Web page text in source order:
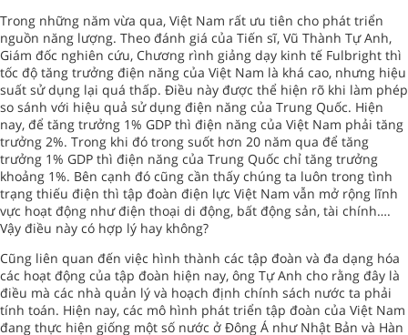
Trong những năm vừa qua, Việt Nam rất ưu tiên cho phát triển
nguồn năng lượng. Theo đánh giá của Tiến sĩ, Vũ Thành Tự Anh,
Giám đốc nghiên cứu, Chương rình giảng dạy kinh tế Fulbright thì
tốc độ tăng trưởng điện năng của Việt Nam là khá cao, nhưng hiệu
suất sử dụng lại quá thấp. Điều này được thể hiện rõ khi làm phép
so sánh với hiệu quả sử dụng điện năng của Trung Quốc. Hiện
nay, để tăng trưởng 1% GDP thì điện năng của Việt Nam phải tăng
trưởng 2%. Trong khi đó trong suốt hơn 20 năm qua để tăng
trưởng 1% GDP thì điện năng của Trung Quốc chỉ tăng trưởng
khoảng 1%. Bên cạnh đó cũng cần thấy chúng ta luôn trong tình
trạng thiếu điện thì tập đoàn điện lực Việt Nam vẫn mở rộng lĩnh
vực hoạt động như điện thoại di động, bất động sản, tài chính….
Vậy điều này có hợp lý hay không?
Cũng liên quan đến việc hình thành các tập đoàn và đa dạng hóa
các hoạt động của tập đoàn hiện nay, ông Tự Anh cho rằng đây là
điều mà các nhà quản lý và hoạch định chính sách nước ta phải
tính toán. Hiện nay, các mô hình phát triển tập đoàn của Việt Nam
đang thực hiện giống một số nước ở Đông Á như Nhật Bản và Hàn